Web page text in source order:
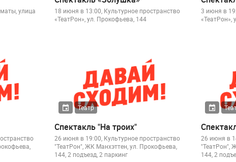
улица
18 июня в 13:00, Культурное пространство
«ТеатРон», ул. Прокофьева, 144
3 июня в
«ТеатРон»,
Театр
Спектакль "На троих"
26 июня в 19:00, Культурное пространство
"ТеатРон", ЖК Манхэттен, ул. Прокофьева,
144, 2 подъезд, 2 паркинг
26 июня в
"ТеатРон",
144, 2